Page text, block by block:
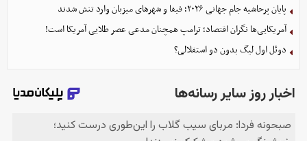
پایان پرحاشیه جام جهانی ۲۰۲۶؛ فیفا و شهرهای میزبان وارد تنش شدند
آمریکایی‌ها نگران اقتصاد؛ ترامپ همچنان مدعی عصر طلایی آمریکا است!
دوئل اول لیگ بدون دو استقلالی؟